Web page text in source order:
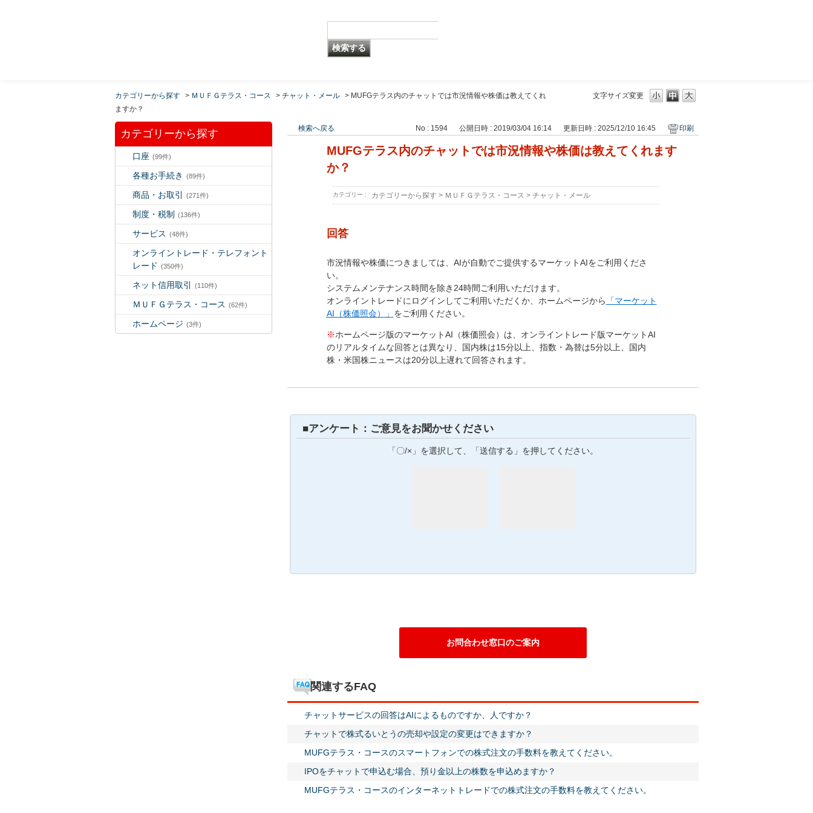
文字サイズ変更
カテゴリーから探す > ＭＵＦＧテラス・コース > チャット・メール > MUFGテラス内のチャットでは市況情報や株価は教えてくれ
ますか？
カテゴリーから探す
口座 (99件)
各種お手続き (89件)
商品・お取引 (271件)
制度・税制 (136件)
サービス (48件)
オンライントレード・テレフォント
レード (350件)
ネット信用取引 (110件)
ＭＵＦＧテラス・コース (62件)
ホームページ (3件)
検索へ戻る No : 1594 公開日時 : 2019/03/04 16:14 更新日時 : 2025/12/10 16:45 印刷
MUFGテラス内のチャットでは市況情報や株価は教えてくれます
か？
カテゴリー : カテゴリーから探す > ＭＵＦＧテラス・コース > チャット・メール
回答
市況情報や株価につきましては、AIが自動でご提供するマーケットAIをご利用くださ
い。
システムメンテナンス時間を除き24時間ご利用いただけます。
オンライントレードにログインしてご利用いただくか、ホームページから 「マーケット
AI（株価照会）」 をご利用ください。
※ホームページ版のマーケットAI（株価照会）は、オンライントレード版マーケットAI
のリアルタイムな回答とは異なり、国内株は15分以上、指数・為替は5分以上、国内
株・米国株ニュースは20分以上遅れて回答されます。
■アンケート：ご意見をお聞かせください
「〇/×」を選択して、「送信する」を押してください。
お問合わせ窓口のご案内
関連するFAQ
チャットサービスの回答はAIによるものですか、人ですか？
チャットで株式るいとうの売却や設定の変更はできますか？
MUFGテラス・コースのスマートフォンでの株式注文の手数料を教えてください。
IPOをチャットで申込む場合、預り金以上の株数を申込めますか？
MUFGテラス・コースのインターネットトレードでの株式注文の手数料を教えてください。